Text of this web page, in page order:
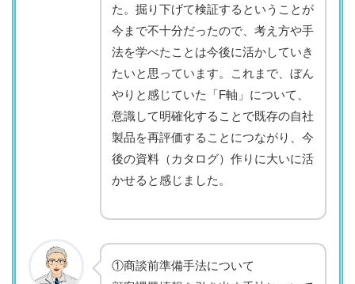
た。掘り下げて検証するということが
今まで不十分だったので、考え方や手
法を学べたことは今後に活かしていき
たいと思っています。これまで、ぼん
やりと感じていた「F軸」について、
意識して明確化することで既存の自社
製品を再評価することにつながり、今
後の資料（カタログ）作りに大いに活
かせると感じました。
①商談前準備手法について